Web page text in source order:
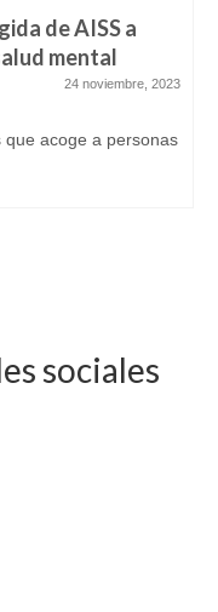
de AISS a
mental
24 noviembre, 2023
que acoge a personas
sociales